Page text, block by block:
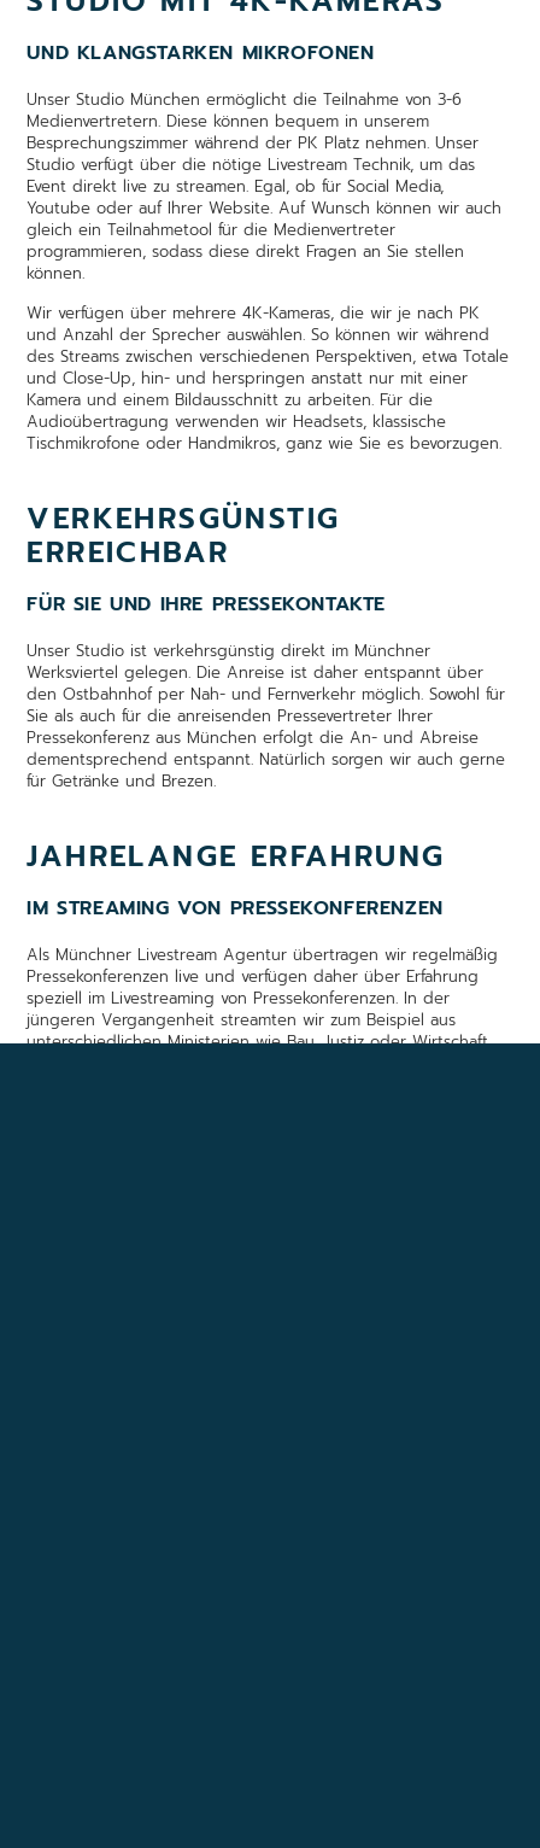
UND KLANGSTARKEN MIKROFONEN
Unser Studio München ermöglicht die Teilnahme von 3-6
Medienvertretern. Diese können bequem in unserem
Besprechungszimmer während der PK Platz nehmen. Unser
Studio verfügt über die nötige Livestream Technik, um das
Event direkt live zu streamen. Egal, ob für Social Media,
Youtube oder auf Ihrer Website. Auf Wunsch können wir auch
gleich ein Teilnahmetool für die Medienvertreter
programmieren, sodass diese direkt Fragen an Sie stellen
können.
Wir verfügen über mehrere 4K-Kameras, die wir je nach PK
und Anzahl der Sprecher auswählen. So können wir während
des Streams zwischen verschiedenen Perspektiven, etwa Totale
und Close-Up, hin- und herspringen anstatt nur mit einer
Kamera und einem Bildausschnitt zu arbeiten. Für die
Audioübertragung verwenden wir Headsets, klassische
Tischmikrofone oder Handmikros, ganz wie Sie es bevorzugen.
VERKEHRSGÜNSTIG
ERREICHBAR
FÜR SIE UND IHRE PRESSEKONTAKTE
Unser Studio ist verkehrsgünstig direkt im Münchner
Werksviertel gelegen. Die Anreise ist daher entspannt über
den Ostbahnhof per Nah- und Fernverkehr möglich. Sowohl für
Sie als auch für die anreisenden Pressevertreter Ihrer
Pressekonferenz aus München erfolgt die An- und Abreise
dementsprechend entspannt. Natürlich sorgen wir auch gerne
für Getränke und Brezen.
JAHRELANGE ERFAHRUNG
IM STREAMING VON PRESSEKONFERENZEN
Als Münchner Livestream Agentur übertragen wir regelmäßig
Pressekonferenzen live und verfügen daher über Erfahrung
speziell im Livestreaming von Pressekonferenzen. In der
jüngeren Vergangenheit streamten wir zum Beispiel aus
unterschiedlichen Ministerien wie Bau, Justiz oder Wirtschaft.